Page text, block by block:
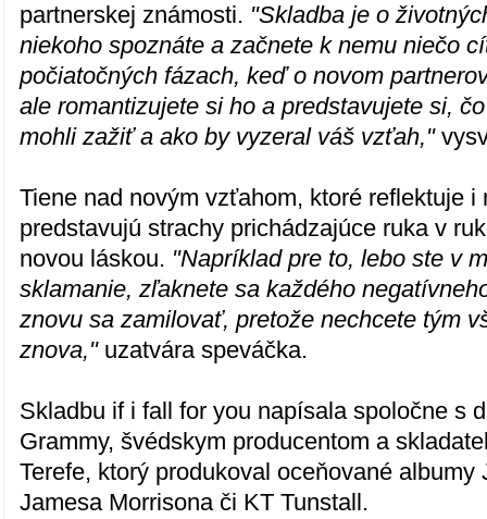
partnerskej známosti. "Skladba je o
niekoho spoznáte a začnete k nemu niečo
počiatočných fázach, keď o novom
ale romantizujete si ho a predstavujete si,
mohli zažiť a ako by vyzeral váš vzťah,"
Tiene nad novým vzťahom, ktoré reflektuje i
predstavujú strachy prichádzajúce ruka v
novou láskou. "Napríklad pre to, lebo ste v
sklamanie, zľaknete sa každého
znovu sa zamilovať, pretože nechcete tým
znova," uzatvára speváčka.
Skladbu if i fall for you napísala spoločne s
Grammy, švédskym producentom a
Terefe, ktorý produkoval oceňované albumy
Jamesa Morrisona či KT Tunstall.